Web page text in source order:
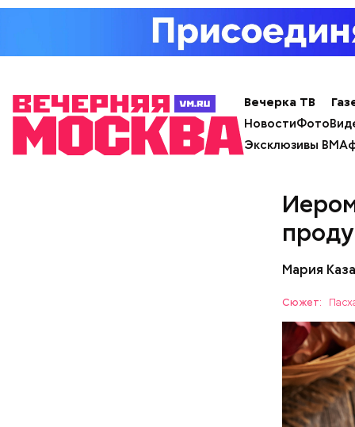
Вечерка ТВ
НовостиФото
Эксклюзивы ВМ
Мария
Сюжет:
День